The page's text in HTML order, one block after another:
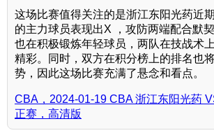
这场比赛值得关注的是浙江东阳光药近
的主力球员表现出X ，攻防两端配合默
也在积极锻炼年轻球员，两队在技战术
精彩。同时，双方在积分榜上的排名也
势，因此这场比赛充满了悬念和看点。
CBA，2024-01-19 CBA 浙江东阳光药
正赛，高清版